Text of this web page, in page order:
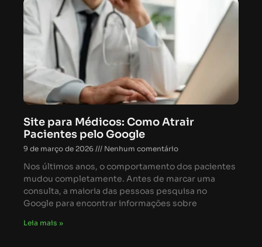
Site para Médicos: Como Atrair
Pacientes pelo Google
9 de março de 2026 Nenhum comentário
Nos últimos anos, o comportamento dos pacientes
mudou completamente. Antes de marcar uma
consulta, a maioria das pessoas pesquisa no
Google para encontrar informações sobre
Leia mais »